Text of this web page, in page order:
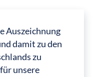
Auszeichnung
damit zu den
zu
unsere